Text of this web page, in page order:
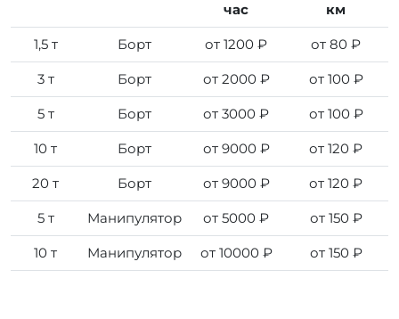
час
км
1,5 т Борт от 1200 ₽ от 80 ₽
3 т Борт от 2000 ₽ от 100 ₽
5 т Борт от 3000 ₽ от 100 ₽
10 т Борт от 9000 ₽ от 120 ₽
20 т Борт от 9000 ₽ от 120 ₽
5 т Манипулятор от 5000 ₽ от 150 ₽
10 т Манипулятор от 10000 ₽ от 150 ₽